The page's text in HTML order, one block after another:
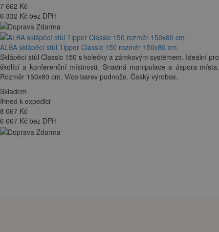
7 662 Kč
6 332 Kč bez DPH
ALBA sklápěcí stůl Tipper Classic 150 rozměr 150x80 cm
Sklápěcí stůl Classic 150 s kolečky a zámkovým systémem. Ideální pro
školící a konferenční místnosti. Snadná manipulace a úspora místa.
Rozměr 150x80 cm. Více barev podnože. Český výrobce.
Skladem
Ihned k expedici
8 067 Kč
6 667 Kč bez DPH